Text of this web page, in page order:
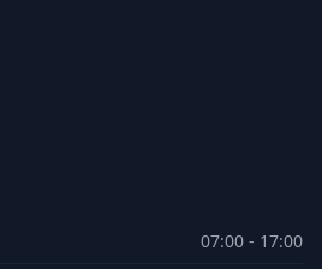
07:00 - 17:00